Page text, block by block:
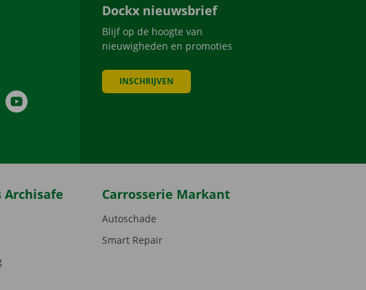
YouTube
Dockx nieuwsbrief
Blijf op de hoogte van
nieuwigheden en promoties
INSCHRIJVEN
Archisafe Carrosserie Markant
Autoschade
Smart Repair